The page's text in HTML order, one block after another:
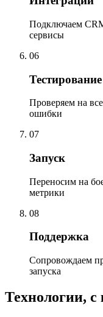
Подключаем
сервисы
06
Тестирование
Проверяем на
ошибки
07
Запуск
Переносим на
метрики
08
Поддержка
Сопровождаем
запуска
Технологии,